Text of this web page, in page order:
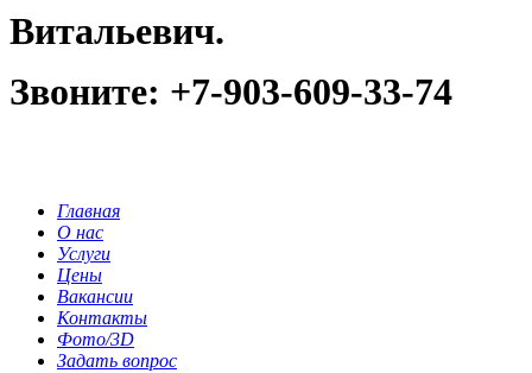
Витальевич.
Звоните: +7-903-609-33-74
Главная
О нас
Услуги
Цены
Вакансии
Контакты
Фото/3D
Задать вопрос